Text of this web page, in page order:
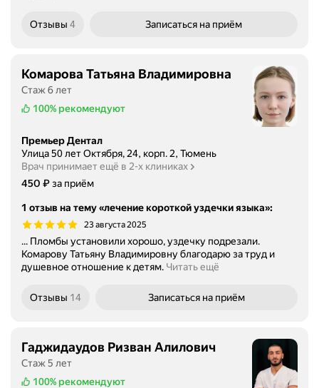
Отзывы 4 Записаться на приём
Комарова Татьяна Владимировна
Стаж 6 лет
100% рекомендуют
Премьер Дентал
Улица 50 лет Октября, 24, корп. 2, Тюмень
Врач принимает ещё в 2-х клиниках
Цена
450 ₽за приём
1 отзыв на тему «лечение короткой уздечки языка»:
23 августа 2025
... Пломбы установили хорошо, уздечку подрезали.
Комарову Татьяну Владимировну благодарю за труд и
душевное отношение к детям. Читать ещё
Отзывы 14 Записаться на приём
Гаджидаудов Ризван Алилович
Стаж 5 лет
100% рекомендуют